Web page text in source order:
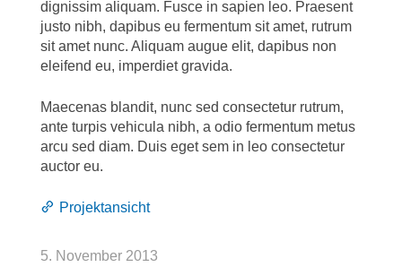
dignissim aliquam. Fusce in sapien leo. Praesent
justo nibh, dapibus eu fermentum sit amet, rutrum
sit amet nunc. Aliquam augue elit, dapibus non
eleifend eu, imperdiet gravida.
Maecenas blandit, nunc sed consectetur rutrum,
ante turpis vehicula nibh, a odio fermentum metus
arcu sed diam. Duis eget sem in leo consectetur
auctor eu.
Projektansicht
5. November 2013